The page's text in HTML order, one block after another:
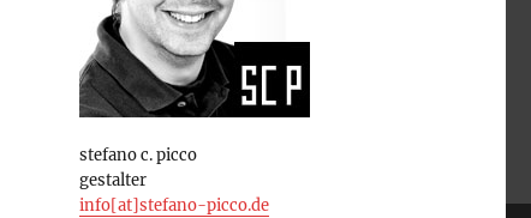
stefano c. picco
gestalter
info[at]stefano-picco.de